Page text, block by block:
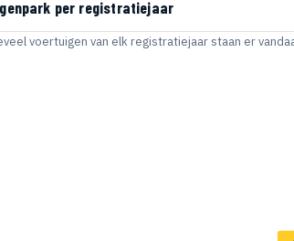
per registratiejaar
voertuigen van elk registratiejaar staan er